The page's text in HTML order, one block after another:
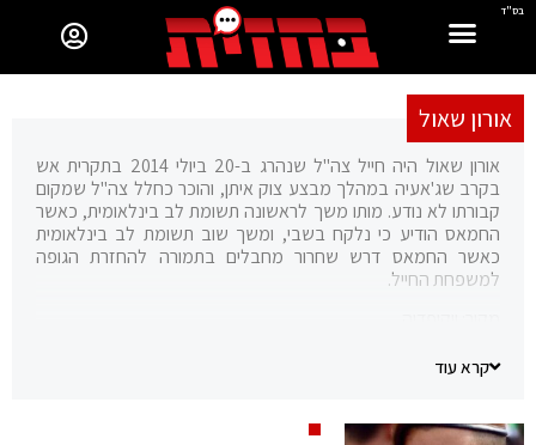
בס"ד
אורון שאול
אורון שאול היה חייל צה"ל שנהרג ב-20 ביולי 2014 בתקרית אש
בקרב שג'אעיה במהלך מבצע צוק איתן, והוכר כחלל צה"ל שמקום
קבורתו לא נודע. מותו משך לראשונה תשומת לב בינלאומית, כאשר
החמאס הודיע כי נלקח בשבי, ומשך שוב תשומת לב בינלאומית
כאשר החמאס דרש שחרור מחבלים בתמורה להחזרת הגופה
למשפחת החייל.
קרא עוד